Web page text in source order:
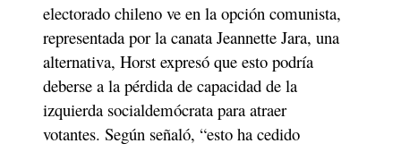
electorado chileno ve en la opción comunista,
representada por la canata Jeannette Jara, una
alternativa, Horst expresó que esto podría
deberse a la pérdida de capacidad de la
izquierda socialdemócrata para atraer
votantes. Según señaló, “esto ha cedido